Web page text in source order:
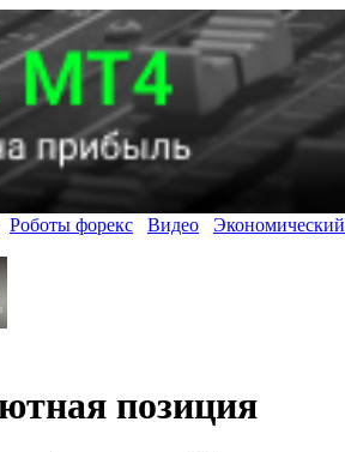
Роботы форекс Видео
позиция